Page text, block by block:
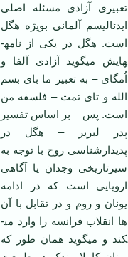
تعبیری آزادی مسئله اصلی
ایدئالیسم آلمانی بویژه هگل
است. هگل در یکی از نامه­
هایش می­گوید آزادی آلفا و
اُمگای – به تعبیر ما بای بسم
الله و تای تمت – فلسفه من
است. پس – بر اساس تفسیر
پدر لبریر – هگل در
پدیدارشناسی روح با توجه به
سیرتاریخی وجدان یا آگاهی
اروپایی است که در ادامه
یونان و روم و در تقابل با آن
ها انقلاب فرانسه را وارد می­
کند و می­گوید همان طور که